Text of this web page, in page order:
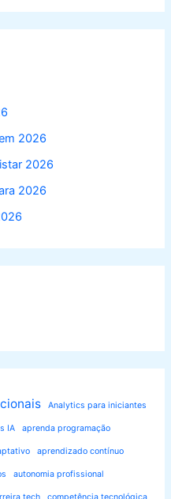
2026
2026
2026
Analytics para iniciantes
IA aprenda programação
aprendizado contínuo
autonomia profissional
tech competência tecnológica